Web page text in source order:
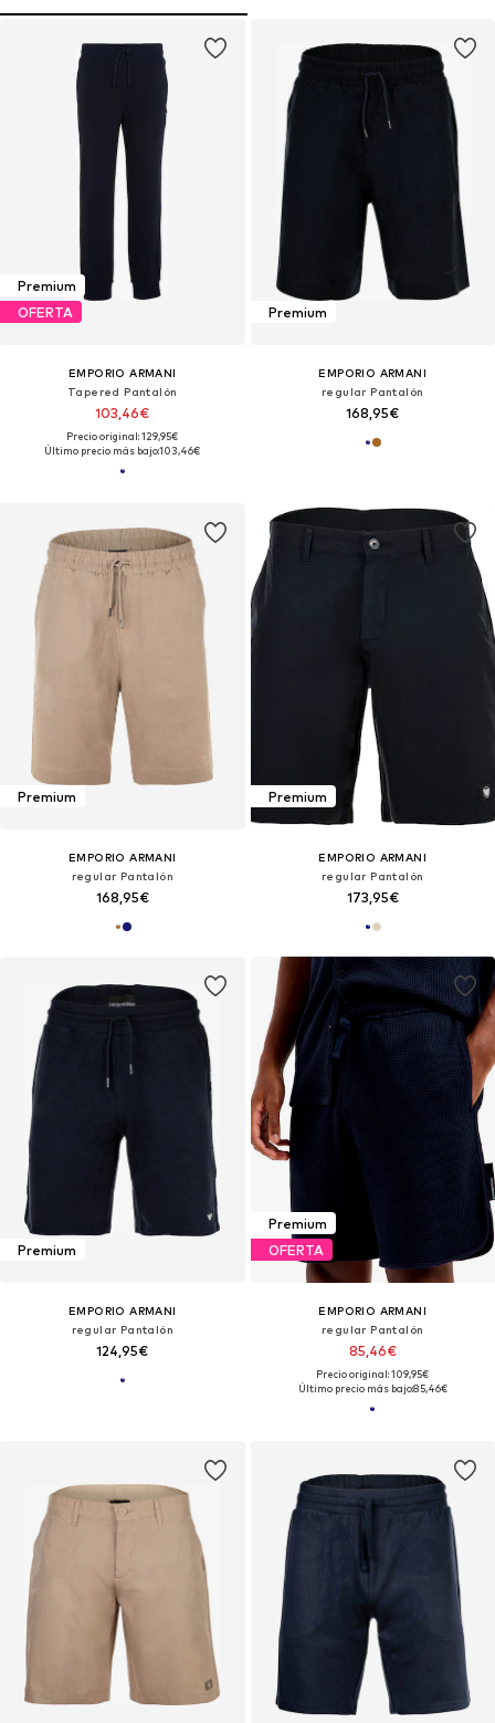
Premium
OFERTA
EMPORIO ARMANI
Tapered Pantalón
103,46€
Precio original: 129,95€
Último precio más bajo:103,46€
Premium
EMPORIO ARMANI
regular Pantalón
168,95€
Premium
EMPORIO ARMANI
regular Pantalón
168,95€
Premium
EMPORIO ARMANI
regular Pantalón
173,95€
Premium
EMPORIO ARMANI
regular Pantalón
124,95€
Premium
OFERTA
EMPORIO ARMANI
regular Pantalón
85,46€
Precio original: 109,95€
Último precio más bajo:85,46€